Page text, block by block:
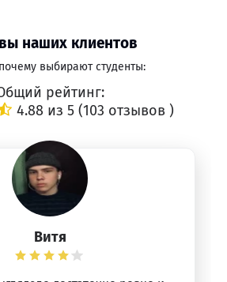
наших клиентов
выбирают студенты:
рейтинг:
4.88 из 5 (103 отзывов )
Витя